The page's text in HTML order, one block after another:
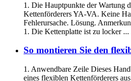
1. Die Hauptpunkte der Wartung
Kettenförderers YA-VA. Keine
Fehlerursache. Lösung.
1. Die Kettenplatte ist zu locker ...
So montieren Sie den
1. Anwendbare Zeile Dieses
eines flexiblen Kettenförderers